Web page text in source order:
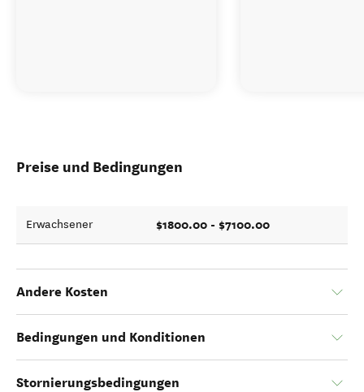
Preise und Bedingungen
Erwachsener $1800.00 - $7100.00
Andere Kosten
Bedingungen und Konditionen
Stornierungsbedingungen